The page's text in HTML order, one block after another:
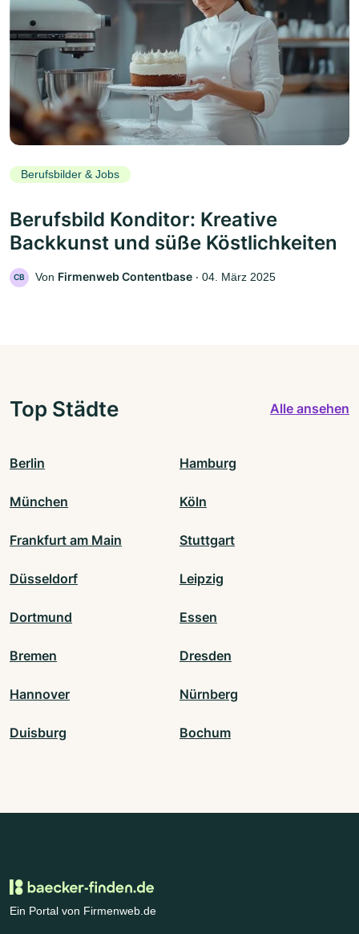
Berufsbilder & Jobs
Berufsbild Konditor: Kreative
Backkunst und süße Köstlichkeiten
CB Von Firmenweb Contentbase ‧ 04. März 2025
Top Städte Alle ansehen
Berlin Hamburg
München Köln
Frankfurt am Main Stuttgart
Düsseldorf Leipzig
Dortmund Essen
Bremen Dresden
Hannover Nürnberg
Duisburg Bochum
Ein Portal von Firmenweb.de